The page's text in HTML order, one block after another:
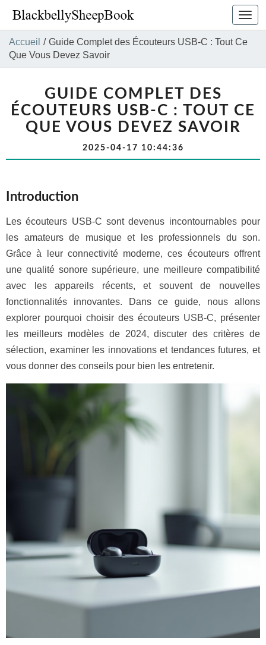
la
Accueil / Guide Complet des Écouteurs USB-C : Tout Ce
Que Vous Devez Savoir
GUIDE COMPLET DES
ÉCOUTEURS USB-C : TOUT CE
QUE VOUS DEVEZ SAVOIR
2025-04-17 10:44:36
Introduction
Les écouteurs USB-C sont devenus incontournables pour
les amateurs de musique et les professionnels du son.
Grâce à leur connectivité moderne, ces écouteurs offrent
une qualité sonore supérieure, une meilleure compatibilité
avec les appareils récents, et souvent de nouvelles
fonctionnalités innovantes. Dans ce guide, nous allons
explorer pourquoi choisir des écouteurs USB-C, présenter
les meilleurs modèles de 2024, discuter des critères de
sélection, examiner les innovations et tendances futures, et
vous donner des conseils pour bien les entretenir.